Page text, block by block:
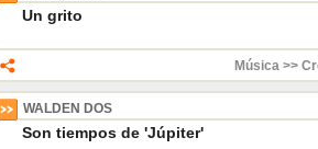
Un grito
Música >>
WALDEN DOS
Son tiempos de 'Júpiter'